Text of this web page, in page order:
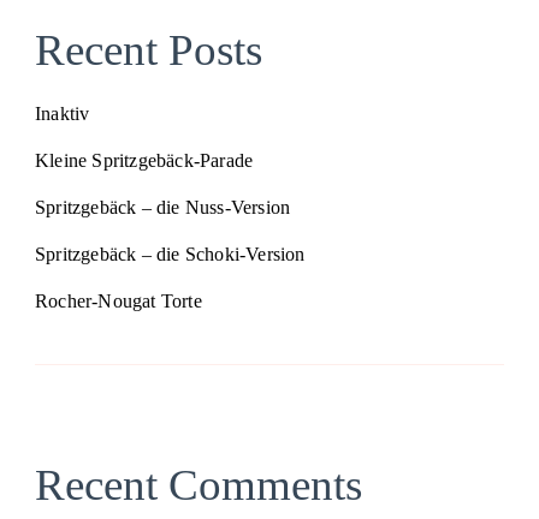
Recent Posts
Inaktiv
Kleine Spritzgebäck-Parade
Spritzgebäck – die Nuss-Version
Spritzgebäck – die Schoki-Version
Rocher-Nougat Torte
Recent Comments